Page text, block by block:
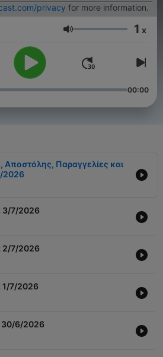
privacy for more information.
音量 1 x
00:00
Αποστόλης, Παραγγελίες και
2026
3/7/2026
2/7/2026
1/7/2026
30/6/2026